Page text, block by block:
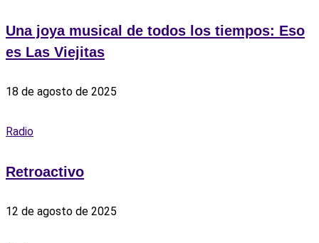
Una joya musical de todos los tiempos: Eso
es Las Viejitas
18 de agosto de 2025
Radio
Retroactivo
12 de agosto de 2025